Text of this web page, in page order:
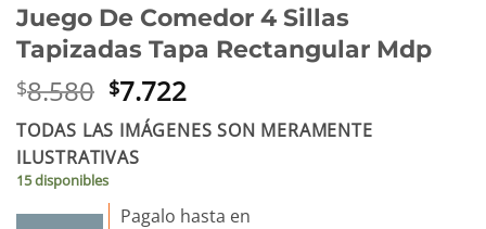
Juego De Comedor 4 Sillas
Tapizadas Tapa Rectangular Mdp
$8.580 El
precio
original
era:
$8.580.
$7.722El
precio
actual
TODAS LAS IMÁGENES SON MERAMENTE
ILUSTRATIVAS
15 disponibles
Pagalo hasta en